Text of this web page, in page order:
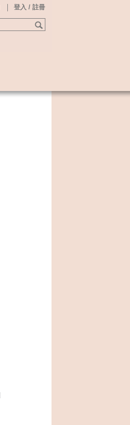
登入 / 註冊